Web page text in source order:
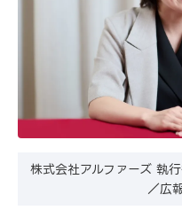
株式会社アルファーズ 執
／広